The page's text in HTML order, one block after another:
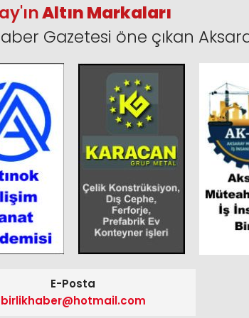
Altın Markaları
Gazetesi öne çıkan
E-Posta
birlikhaber@hotmail.com